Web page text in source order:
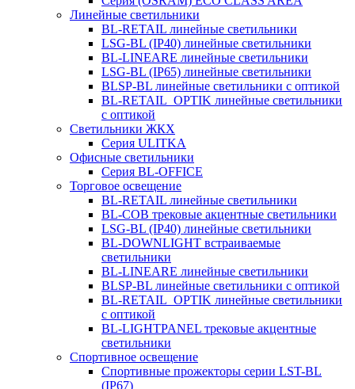
Линейные светильники
BL-RETAIL линейные светильники
LSG-BL (IP40) линейные светильники
BL-LINEARE линейные светильники
LSG-BL (IP65) линейные светильники
BLSP-BL линейные светильники с оптикой
BL-RETAIL_OPTIK линейные светильники
с оптикой
Светильники ЖКХ
Серия ULITKA
Офисные светильники
Серия BL-OFFICE
Торговое освещение
BL-RETAIL линейные светильники
BL-COB трековые акцентные светильники
LSG-BL (IP40) линейные светильники
BL-DOWNLIGHT встраиваемые
светильники
BL-LINEARE линейные светильники
BLSP-BL линейные светильники с оптикой
BL-RETAIL_OPTIK линейные светильники
с оптикой
BL-LIGHTPANEL трековые акцентные
светильники
Спортивное освещение
Спортивные прожекторы серии LST-BL
(IP67)